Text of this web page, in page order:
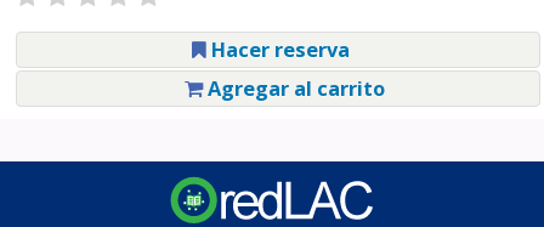
Hacer reserva
Agregar al carrito